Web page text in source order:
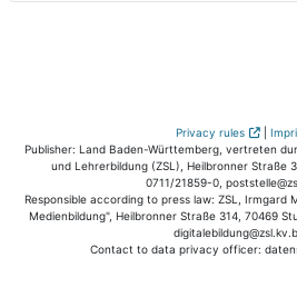
Privacy rules |
Publisher: Land Baden-Württemberg, vertreten
und Lehrerbildung (ZSL), Heilbronner Straße
0711/21859-0,
Responsible according to press law: ZSL, Irmgard
Medienbildung", Heilbronner Straße 314, 70469
Contact to data privacy officer: